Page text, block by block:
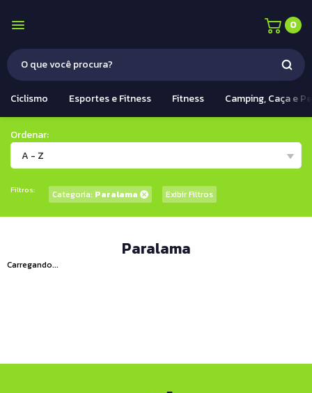
0
Ciclismo Esportes e Fitness Fitness Camping, Caça e
Ordenar:
A - Z
Filtros: Categoria: Paralama Exibir Filtros
Paralama
Carregando...